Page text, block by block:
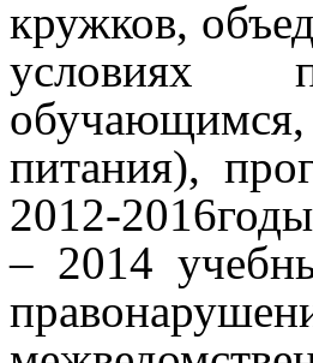
кружков,
условиях
питания),
2012-
– 2014